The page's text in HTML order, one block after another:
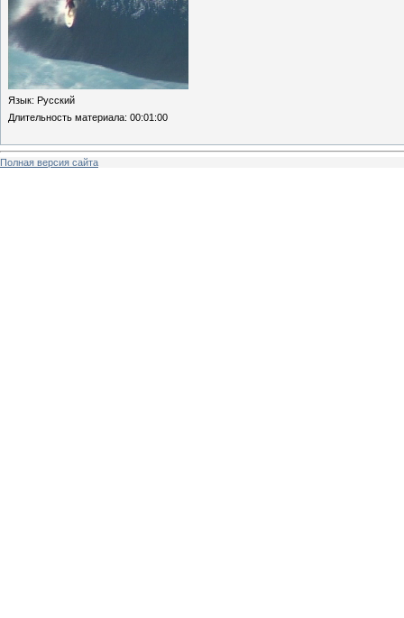
Язык: Русский
Длительность материала: 00:01:00
Полная версия сайта